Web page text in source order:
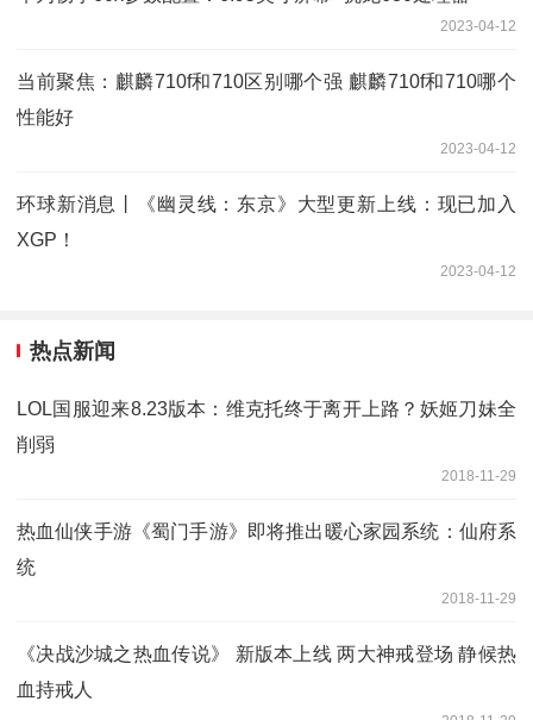
2023-04-12
当前聚焦：麒麟710f和710区别哪个强 麒麟710f和710哪个
性能好
2023-04-12
环球新消息丨《幽灵线：东京》大型更新上线：现已加入
XGP！
2023-04-12
热点新闻
LOL国服迎来8.23版本：维克托终于离开上路？妖姬刀妹全
削弱
2018-11-29
热血仙侠手游《蜀门手游》即将推出暖心家园系统：仙府系
统
2018-11-29
《决战沙城之热血传说》 新版本上线 两大神戒登场 静候热
血持戒人